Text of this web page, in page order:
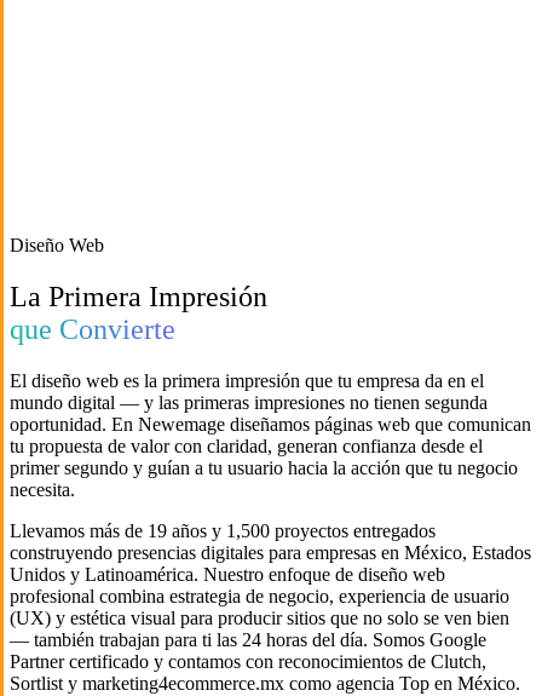
Diseño Web
La Primera Impresión
que Convierte
El diseño web es la primera impresión que tu empresa da en el
mundo digital — y las primeras impresiones no tienen segunda
oportunidad. En Newemage diseñamos páginas web que comunican
tu propuesta de valor con claridad, generan confianza desde el
primer segundo y guían a tu usuario hacia la acción que tu negocio
necesita.
Llevamos más de 19 años y 1,500 proyectos entregados
construyendo presencias digitales para empresas en México, Estados
Unidos y Latinoamérica. Nuestro enfoque de diseño web
profesional combina estrategia de negocio, experiencia de usuario
(UX) y estética visual para producir sitios que no solo se ven bien
— también trabajan para ti las 24 horas del día. Somos Google
Partner certificado y contamos con reconocimientos de Clutch,
Sortlist y marketing4ecommerce.mx como agencia Top en México.